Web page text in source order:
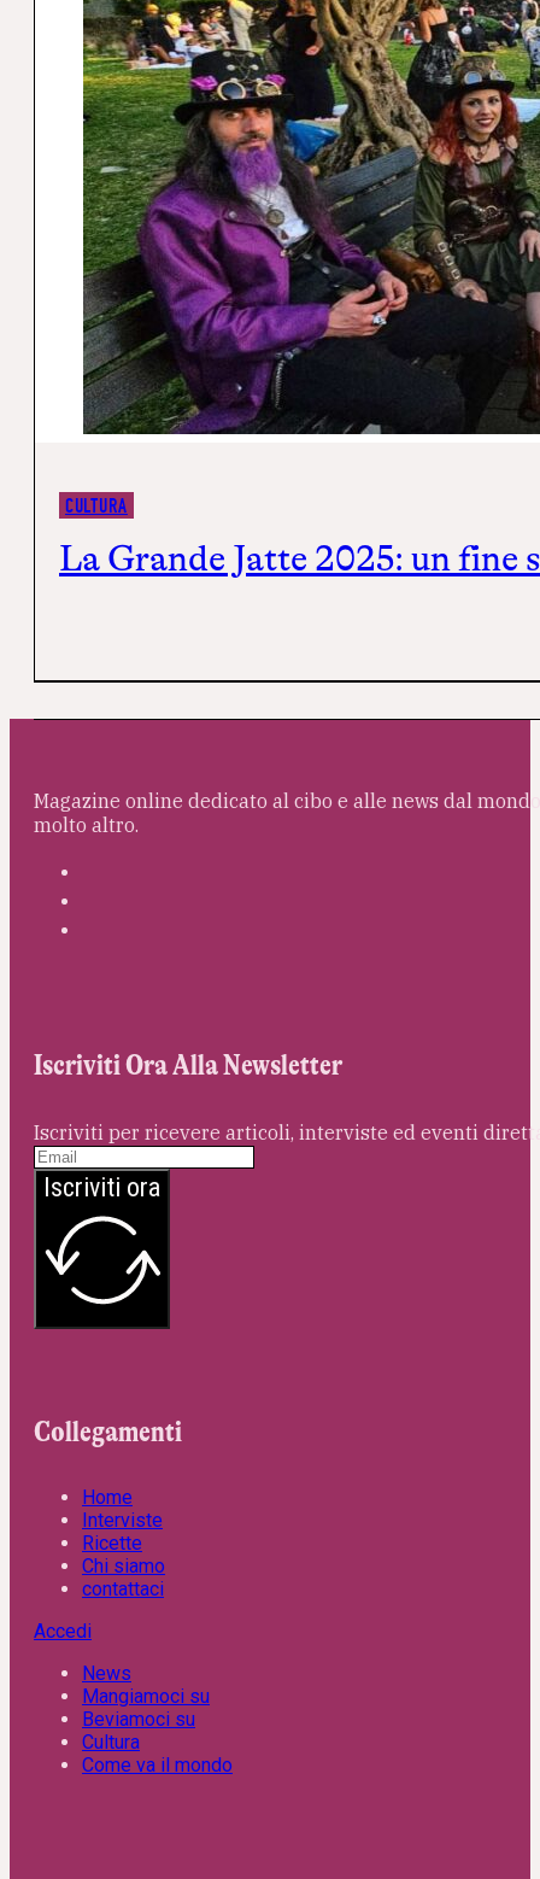
CULTURA
La Grande Jatte 2025: un
Magazine online dedicato al cibo e alle news dal
molto altro.
Iscriviti Ora Alla Newsletter
Iscriviti per ricevere articoli, interviste ed eventi
Iscriviti ora
Collegamenti
Home
Interviste
Ricette
Chi siamo
contattaci
Accedi
News
Mangiamoci su
Beviamoci su
Cultura
Come va il mondo